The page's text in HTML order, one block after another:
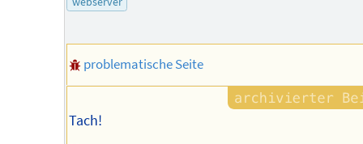
problematische Seite
Tach!